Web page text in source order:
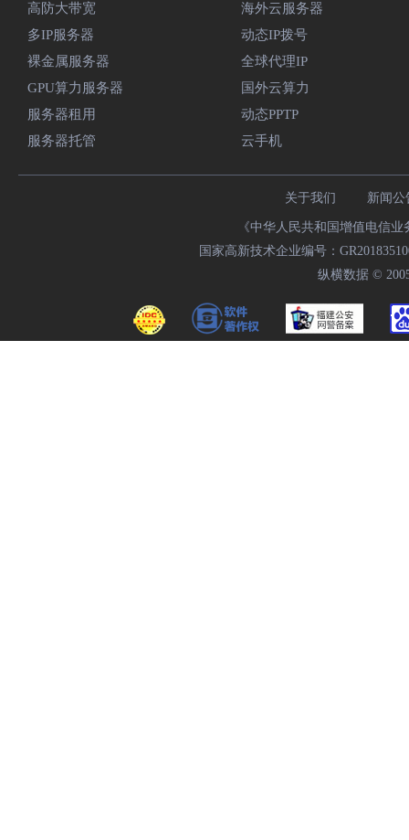
高防大带宽
多IP服务器
裸金属服务器
GPU算力服务器
服务器租用
服务器托管
海外云服务器
动态IP拨号
全球代理IP
国外云算力
动态PPTP
云手机
关于我们 新闻公
《中华人民共和国增值电信
国家高新技术企业编号：
纵横数据 ©